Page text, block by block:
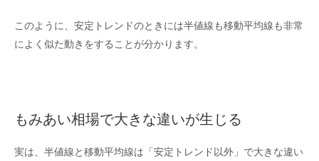
このように、安定トレンドのときには半値線も移動平均線も非常
によく似た動きをすることが分かります。
もみあい相場で大きな違いが生じる
実は、半値線と移動平均線は「安定トレンド以外」で大きな違い